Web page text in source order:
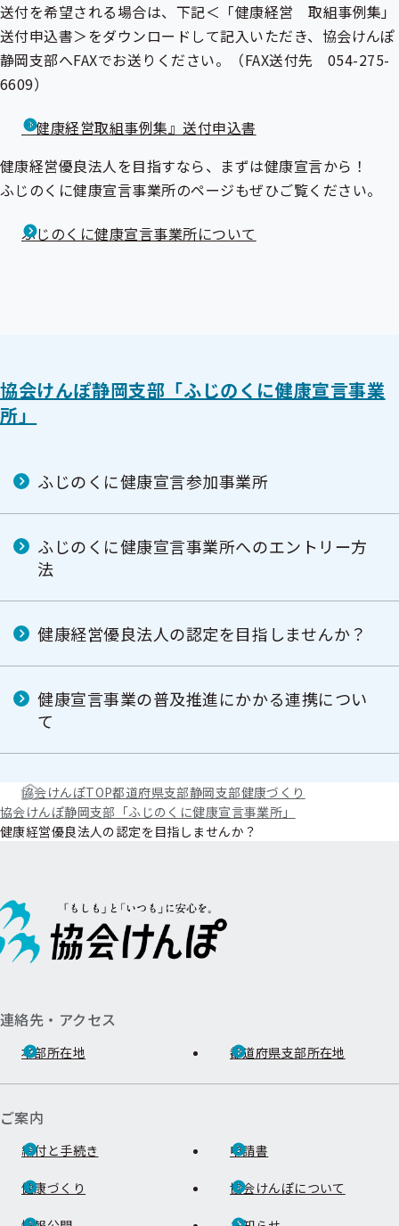
送付を希望される場合は、下記＜「健康経営 取組事例集」
送付申込書＞をダウンロードして記入いただき、協会けんぽ
静岡支部へFAXでお送りください。（FAX送付先 054-275-
6609）
『健康経営取組事例集』送付申込書
健康経営優良法人を目指すなら、まずは健康宣言から！
ふじのくに健康宣言事業所のページもぜひご覧ください。
ふじのくに健康宣言事業所について
協会けんぽ静岡支部「ふじのくに健康宣言事業
所」
ふじのくに健康宣言参加事業所
ふじのくに健康宣言事業所へのエントリー方
法
健康経営優良法人の認定を目指しませんか？
健康宣言事業の普及推進にかかる連携につい
て
協会けんぽTOP都道府県支部静岡支部健康づくり
協会けんぽ静岡支部「ふじのくに健康宣言事業所」
健康経営優良法人の認定を目指しませんか？
連絡先・アクセス
本部所在地 都道府県支部所在地
ご案内
給付と手続き 申請書
健康づくり 協会けんぽについて